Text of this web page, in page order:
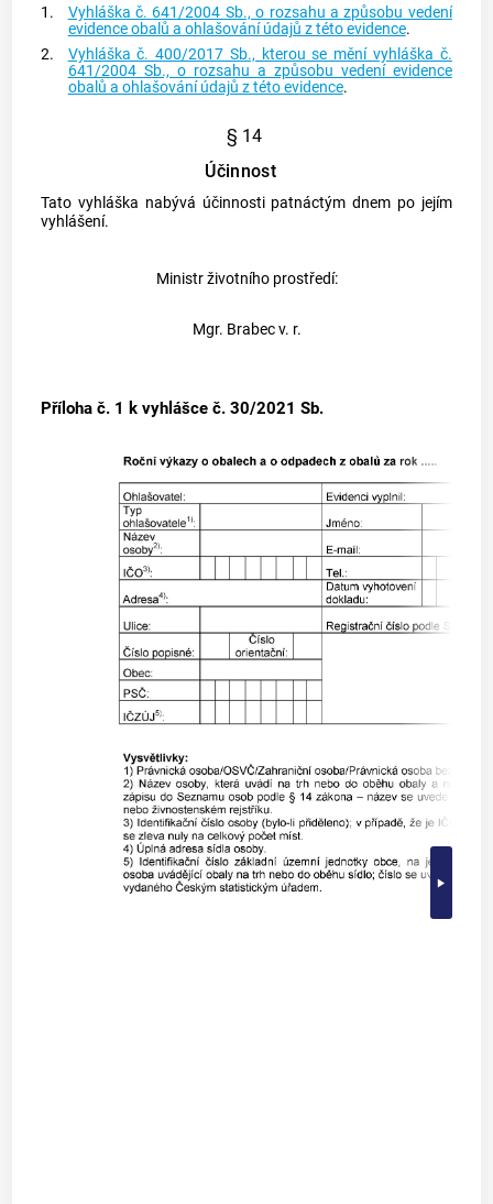
1.
Vyhláška č. 641/2004 Sb., o rozsahu a způsobu vedení
evidence obalů a ohlašování údajů z této evidence.
2.
Vyhláška č. 400/2017 Sb., kterou se mění vyhláška č.
641/2004 Sb., o rozsahu a způsobu vedení evidence
obalů a ohlašování údajů z této evidence.
§ 14
Účinnost
Tato vyhláška nabývá účinnosti patnáctým dnem po jejím
vyhlášení.
Ministr životního prostředí:
Mgr. Brabec v. r.
Příloha č. 1 k vyhlášce č. 30/2021 Sb.